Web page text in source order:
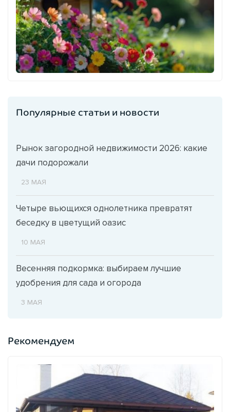
Популярные статьи и новости
Рынок загородной недвижимости 2026: какие
дачи подорожали
23 МАЯ
Четыре вьющихся однолетника превратят
беседку в цветущий оазис
10 МАЯ
Весенняя подкормка: выбираем лучшие
удобрения для сада и огорода
3 МАЯ
Рекомендуем